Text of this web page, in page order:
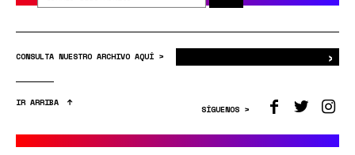
CONSULTA NUESTRO ARCHIVO AQUÍ > ›
IR ARRIBA
SÍGUENOS >